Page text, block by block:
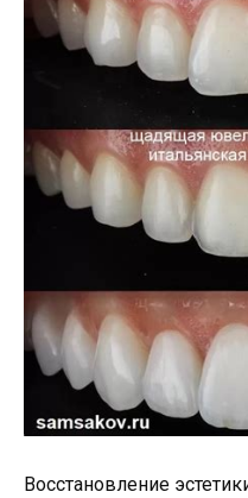
Восстановление